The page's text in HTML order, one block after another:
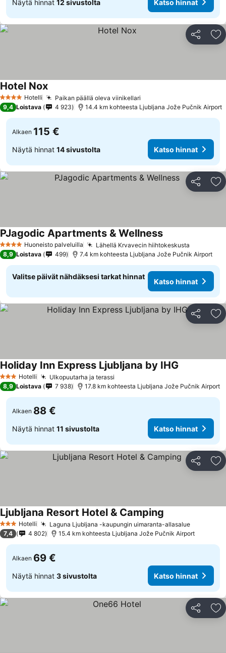
Näytä hinnat 12 sivustolta Katso hinnat
Jaa
4 Tähtiluokitus
Hotelli Paikan päällä oleva viinikellari
Hotel NoxKatso hinnat
9,4 Loistava 4 923 14.4 km kohteesta Ljubljana Jože Pučnik Airport
Alkaen 115 €
Näytä hinnat 14 sivustolta Katso hinnat
Jaa
4 TähtiluokitusHuoneisto palveluilla Lähellä Krvavecin hiihtokeskusta
PJagodic Apartments & WellnessKatso hinnat
8,9 Loistava 499 7.4 km kohteesta Ljubljana Jože Pučnik Airport
Valitse päivät nähdäksesi tarkat hinnat
Katso hinnat
Jaa
3 Tähtiluokitus
Hotelli Ulkopuutarha ja terassi
Holiday Inn Express Ljubljana by IHG
8,9 Loistava 7 938 17.8 km kohteesta Ljubljana Jože Pučnik Airport
Alkaen 88 €
Näytä hinnat 11 sivustolta Katso hinnat
Jaa
3 Tähtiluokitus
Hotelli Laguna Ljubljana -kaupungin uimaranta-allasalueKatso
Ljubljana Resort Hotel & Camping
7,4 4 802 15.4 km kohteesta Ljubljana Jože Pučnik Airport
Alkaen 69 €
Näytä hinnat 3 sivustolta Katso hinnat
Jaa